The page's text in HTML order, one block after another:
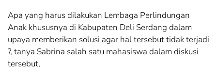
Apa yang harus dilakukan Lembaga Perlindungan
Anak khususnya di Kabupaten Deli Serdang dalam
upaya memberikan solusi agar hal tersebut tidak terjadi
?, tanya Sabrina salah satu mahasiswa dalam diskusi
tersebut,